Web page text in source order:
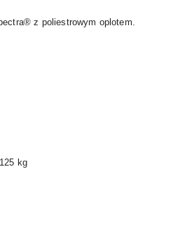
z poliestrowym oplotem.
kg